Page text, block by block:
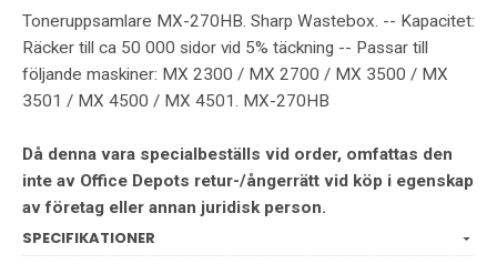
Toneruppsamlare MX-270HB. Sharp Wastebox. -- Kapacitet:
Räcker till ca 50 000 sidor vid 5% täckning -- Passar till
följande maskiner: MX 2300 / MX 2700 / MX 3500 / MX
3501 / MX 4500 / MX 4501. MX-270HB
Då denna vara specialbeställs vid order, omfattas den
inte av Office Depots retur-/ångerrätt vid köp i egenskap
av företag eller annan juridisk person.
SPECIFIKATIONER